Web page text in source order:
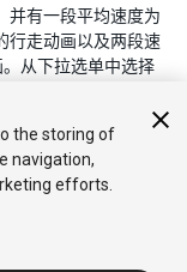
并有一段平均速度为
行走动画以及两段速
。从下拉选单中选择
the storing of
navigation,
efforts.